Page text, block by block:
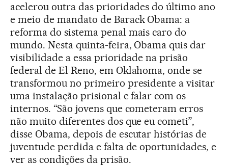
acelerou outra das prioridades do último ano
e meio de mandato de Barack Obama: a
reforma do sistema penal mais caro do
mundo. Nesta quinta-feira, Obama quis dar
visibilidade a essa prioridade na prisão
federal de El Reno, em Oklahoma, onde se
transformou no primeiro presidente a visitar
uma instalação prisional e falar com os
internos. “São jovens que cometeram erros
não muito diferentes dos que eu cometi”,
disse Obama, depois de escutar histórias de
juventude perdida e falta de oportunidades, e
ver as condições da prisão.